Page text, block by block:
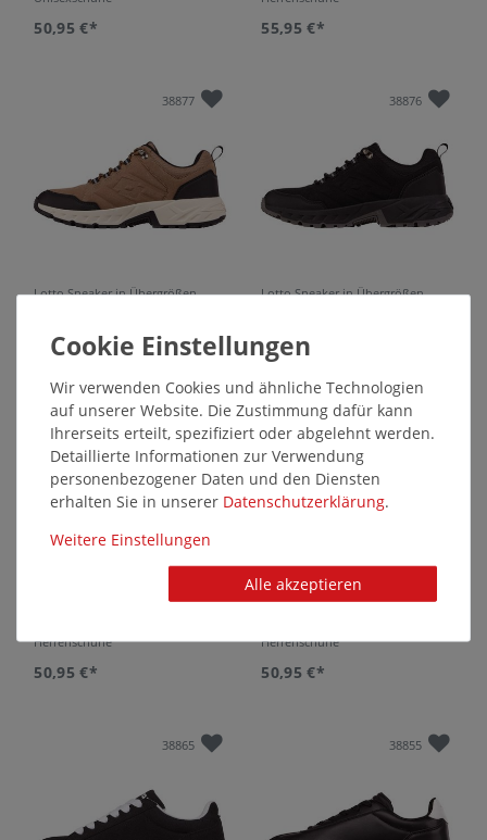
50,95 €* 55,95 €*
38877
Lotto Sneaker in Übergrößen
55,95 €*
38876
Lotto Sneaker in Übergrößen
55,95 €*
Herrenschuhe
50,95 €*
Herrenschuhe
50,95 €*
38865 38855
Wir verwenden Cookies und ähnliche Technologien
auf unserer Website. Die Zustimmung dafür kann
Ihrerseits erteilt, spezifiziert oder abgelehnt werden.
Detaillierte Informationen zur Verwendung
personenbezogener Daten und den Diensten
erhalten Sie in unserer Daten­schutz­erklärung.
Weitere Einstellungen
Alle akzeptieren